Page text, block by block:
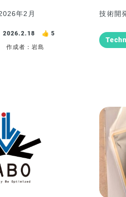
年2月
2026.2.18
5
作成者：岩島
技術開